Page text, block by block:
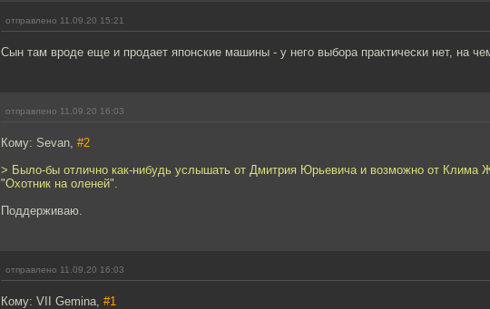
отправлено 11.09.20 15:21
Сын там вроде еще и продает японские машины - у него выбора практически нет, на
отправлено 11.09.20 16:03
Кому: Sevan, #2
> Было-бы отлично как-нибудь услышать от Дмитрия Юрьевича и возможно от Клима
"Охотник на оленей".
Поддерживаю.
отправлено 11.09.20 16:03
Кому: VII Gemina, #1